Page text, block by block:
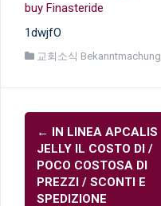
buy Finasteride
1dwjfO
교회소식 Bekanntmachung
글
내
비
게
← IN LINEA APCALIS
JELLY IL COSTO DI /
POCO COSTOSA DI
PREZZI / SCONTI E
SPEDIZIONE